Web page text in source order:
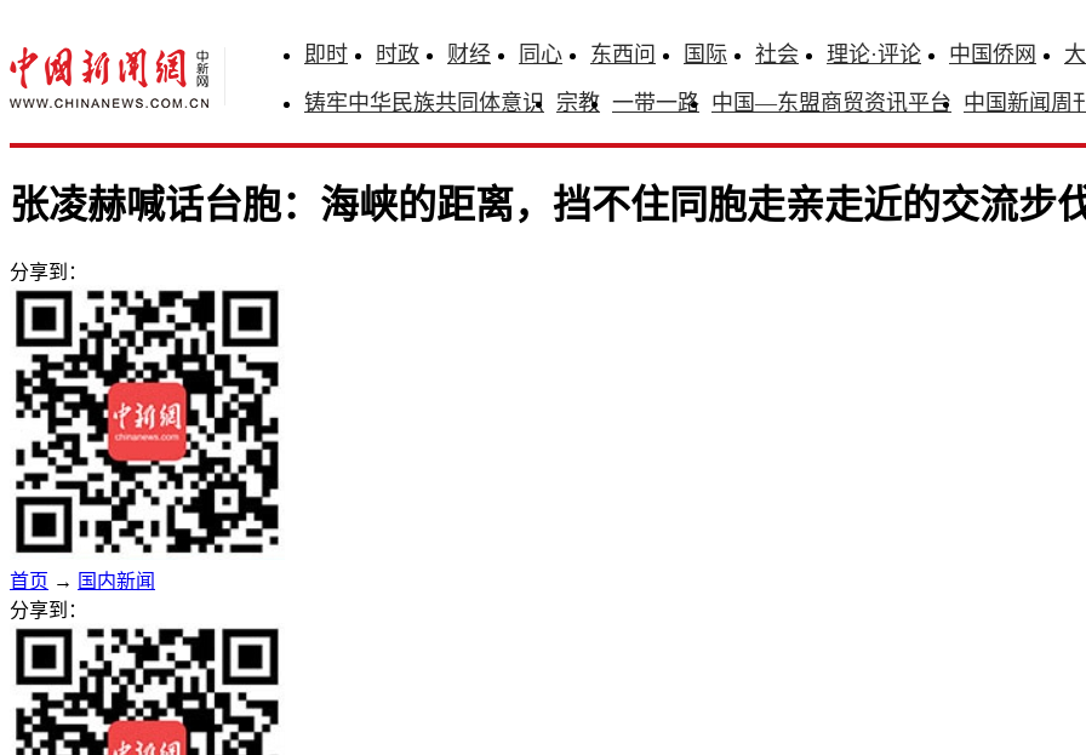
即时 时政 财经 同心 东西问 国际 社会 理论·评论 中国侨网
铸牢中华民族共同体意识 宗教 一带一路 中国—东盟商贸资讯平台 中国新闻周
张凌赫喊话台胞：海峡的距离，挡不住同胞走亲走近的交流步
分享到：
首页 → 国内新闻
分享到：